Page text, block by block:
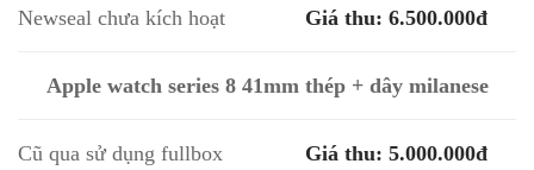
Newseal chưa kích hoạt Giá thu: 6.500.000đ
Apple watch series 8 41mm thép + dây milanese
Cũ qua sử dụng fullbox Giá thu: 5.000.000đ